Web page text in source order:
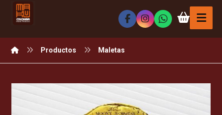
Productos Maletas